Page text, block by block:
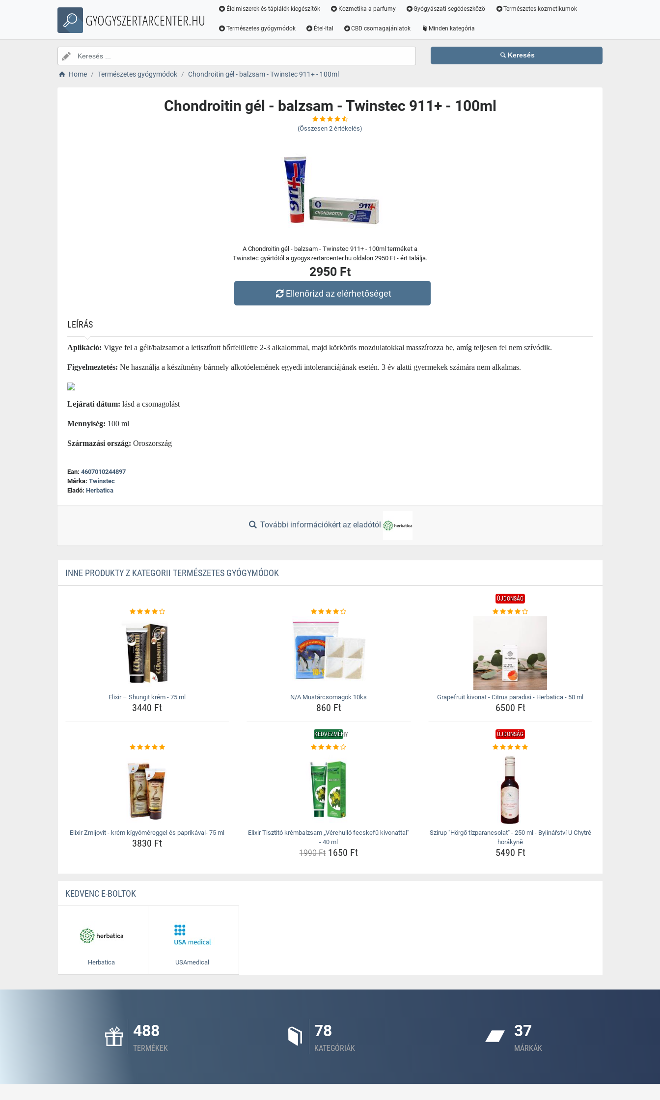
GYOGYSZERTARCENTER.HU
Élelmiszerek és táplálék kiegészítők Kozmetika a parfumy Gyógyászati segédeszközö Természetes kozmetikumok
Természetes gyógymódok Étel-Ital CBD csomagajánlatok Minden kategória
Keresés
Home Természetes gyógymódok Chondroitin gél - balzsam - Twinstec 911+ - 100ml
Chondroitin gél - balzsam - Twinstec 911+ - 100ml
(Összesen 2 értékelés)
A Chondroitin gél - balzsam - Twinstec 911+ - 100ml terméket a
Twinstec gyártótól a gyogyszertarcenter.hu oldalon 2950 Ft - ért találja.
2950 Ft
Ellenőrizd az elérhetőséget
LEÍRÁS
Aplikáció: Vigye fel a gélt/balzsamot a letisztított bőrfelületre 2-3 alkalommal, majd körkörös mozdulatokkal masszírozza be, amíg teljesen fel nem szívódik.
Figyelmeztetés: Ne használja a készítmény bármely alkotóelemének egyedi intoleranciájának esetén. 3 év alatti gyermekek számára nem alkalmas.
Lejárati dátum: lásd a csomagolást
Mennyiség: 100 ml
Származási ország: Oroszország
Ean: 4607010244897
Márka: Twinstec
Eladó: Herbatica
További információkért az eladótól
INNE PRODUKTY Z KATEGORII TERMÉSZETES GYÓGYMÓDOK
Elixir – Shungit krém - 75 ml
3440 Ft
N/A Mustárcsomagok 10ks
860 Ft
ÚJDONSÁG
Grapefruit kivonat - Citrus paradisi - Herbatica - 50 ml
6500 Ft
Elixir Zmijovit - krém kígyóméreggel és paprikával- 75 ml
3830 Ft
KEDVEZMÉNY
Elixir Tisztitó krémbalzsam „Vérehulló fecskefű kivonattal”
- 40 ml
1990 Ft1650 Ft
ÚJDONSÁG
Szirup "Hörgő tízparancsolat" - 250 ml - Bylinářství U Chytré
horákyně
5490 Ft
KEDVENC E-BOLTOK
Herbatica USAmedical
488
TERMÉKEK
78
KATEGÓRIÁK
37
MÁRKÁK